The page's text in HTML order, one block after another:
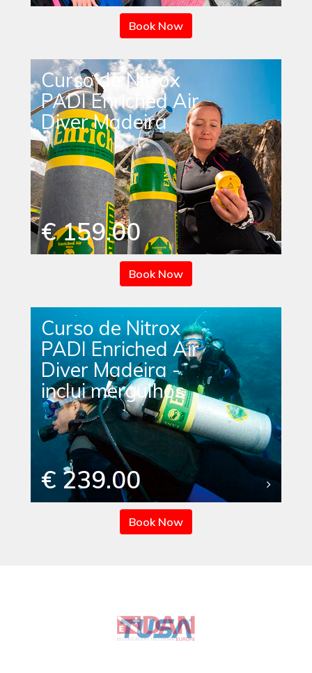
Book Now
Curso de Nitrox
PADI Enriched Air
Diver Madeira
€ 159.00
Book Now
Curso de Nitrox
PADI Enriched Air
Diver Madeira -
inclui mergulhos
€ 239.00
Book Now